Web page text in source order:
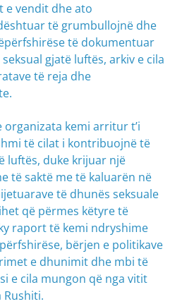
e vendit dhe ato
të grumbullojnë dhe
të dokumentuar
gjatë luftës, arkiv e cila
të reja dhe
organizata kemi arritur t’i
të cilat i kontribuojnë të
luftës, duke krijuar një
të saktë me të kaluarën në
të dhunës seksuale
që përmes këtyre të
raport të kemi ndryshime
bërjen e politikave
e dhunimit dhe mbi të
e cila mungon që nga vitit
Rushiti.